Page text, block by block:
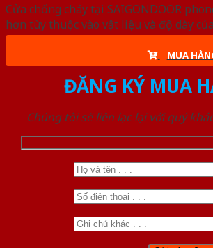
Cửa chống cháy tại SAIGONDOOR
hơn tùy thuộc vào vật liệu và độ dày
MUA
ĐĂNG KÝ MUA
Chúng tôi sẽ liên lạc lại với quý